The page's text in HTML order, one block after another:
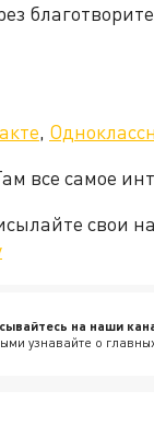
,
все самое
свои
на наши
узнавайте о